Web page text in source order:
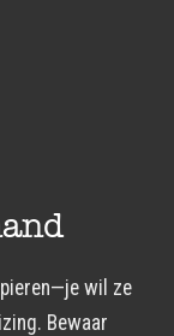
wil ze
Bewaar